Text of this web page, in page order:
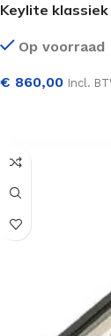
Keylite klassiek
Op voorraad
€ 860,00 Incl.